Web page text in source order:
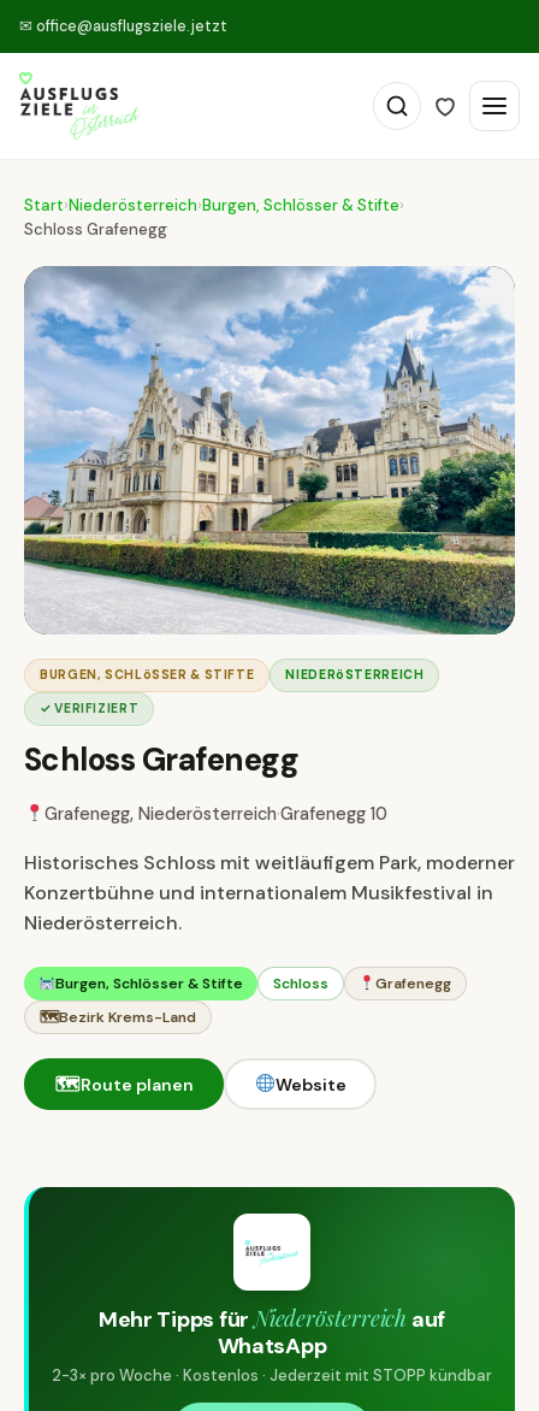
✉ office@ausflugsziele.jetzt
Start›Niederösterreich›Burgen, Schlösser & Stifte›
Schloss Grafenegg
BURGEN, SCHLöSSER & STIFTE NIEDERöSTERREICH
✓ VERIFIZIERT
Schloss Grafenegg
Grafenegg, Niederösterreich·Grafenegg 10
Historisches Schloss mit weitläufigem Park, moderner
Konzertbühne und internationalem Musikfestival in
Niederösterreich.
Burgen, Schlösser & Stifte Schloss
Grafenegg
🗺Bezirk Krems-Land
🗺Route planen Website
Mehr Tipps fürNiederösterreich auf
WhatsApp
2-3× pro Woche · Kostenlos · Jederzeit mit STOPP kündbar